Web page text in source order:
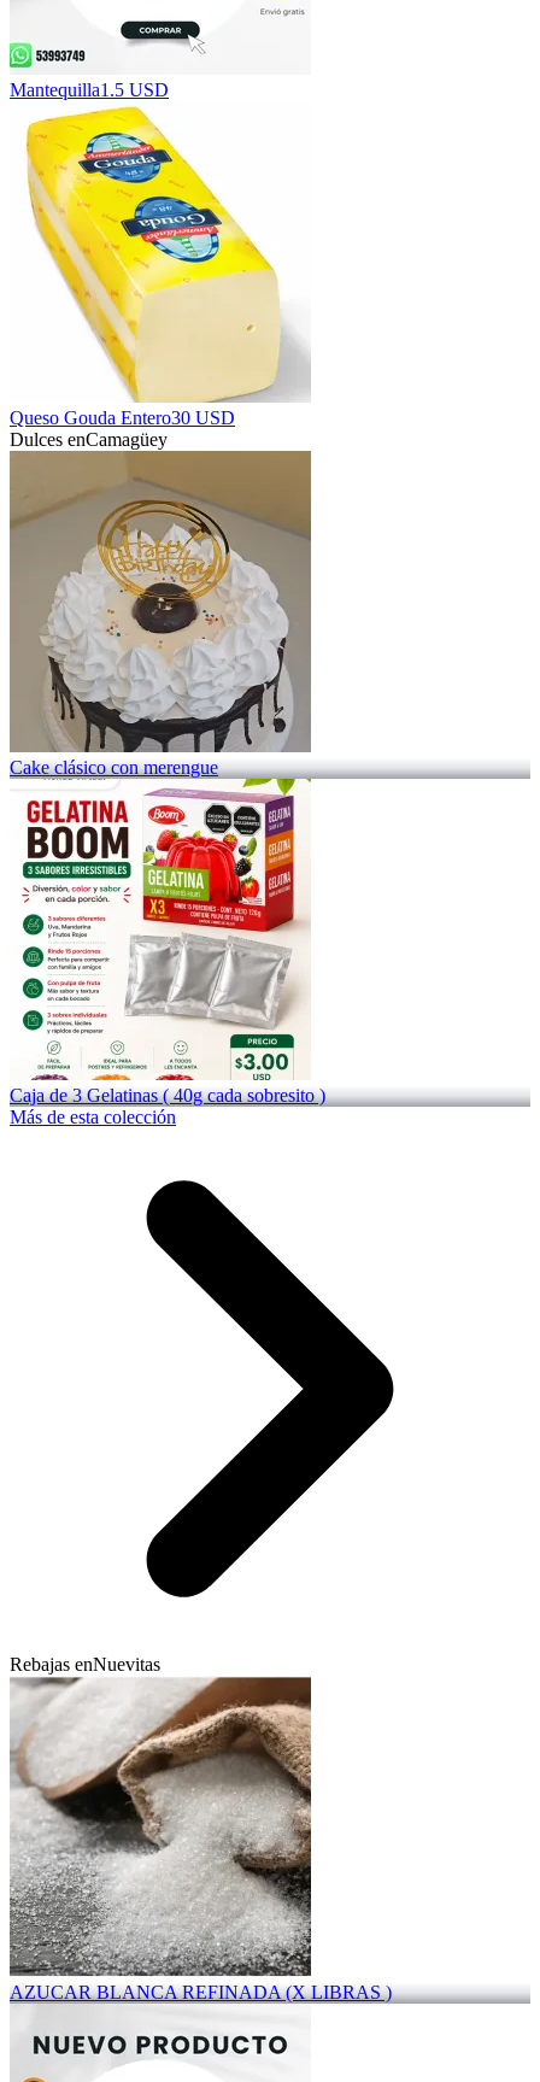
Mantequilla1.5 USD
Queso Gouda Entero30 USD
Dulces enCamagüey
Cake clásico con merengue
Caja de 3 Gelatinas ( 40g cada sobresito )
Más de esta colección
Rebajas enNuevitas
AZUCAR BLANCA REFINADA (X LIBRAS )